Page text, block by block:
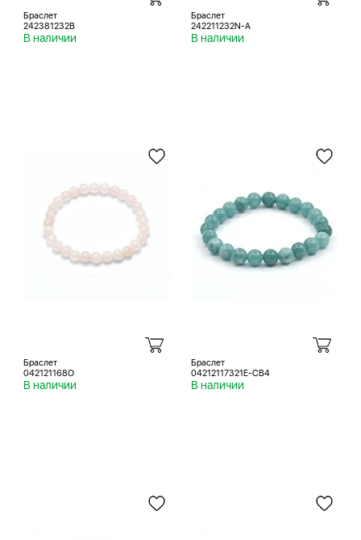
Браслет
242381232B
В наличии
Браслет
242211232N-A
В наличии
Браслет
042121168O
В наличии
Браслет
04212117321E-CB4
В наличии